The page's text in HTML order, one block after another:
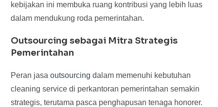
kebijakan ini membuka ruang kontribusi yang lebih luas
dalam mendukung roda pemerintahan.
Outsourcing sebagai Mitra Strategis
Pemerintahan
Peran jasaoutsourcing dalam memenuhi kebutuhan
cleaning service di perkantoran pemerintahan semakin
strategis, terutama pasca penghapusan tenaga honorer.